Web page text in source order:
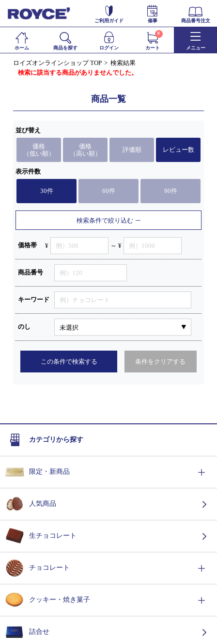
ご利用ガイド 催事 商品番号注文
ホーム 商品を探す ログイン カート
0
メニュー
ロイズオンラインショップ TOP
検索結果
検索に該当する商品がありませんでした。
商品一覧
並び替え
価格
（低い順）
価格
（高い順）
評価順 レビュー数
表示件数
30件 60件 90件
検索条件で絞り込む
価格帯 ¥ ～ ¥
商品番号
キーワード
のし
この条件で検索する 条件をクリアする
カテゴリから探す
限定・新商品
人気商品
生チョコレート
チョコレート
クッキー・焼き菓子
詰合せ